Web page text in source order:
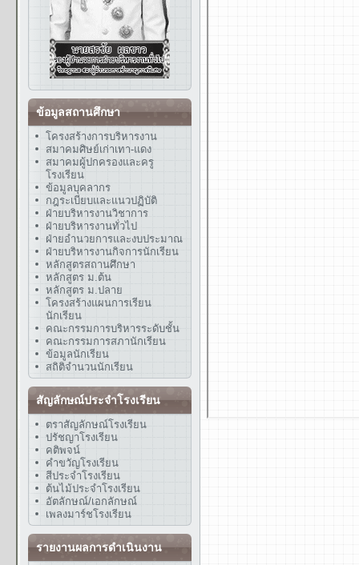
ข้อมูลสถานศึกษา
โครงสร้างการบริหารงาน
สมาคมศิษย์เก่าเทา-แดง
สมาคมผู้ปกครองและครู
โรงเรียน
ข้อมูลบุคลากร
กฎระเบียบและแนวปฏิบัติ
ฝ่ายบริหารงานวิชาการ
ฝ่ายบริหารงานทั่วไป
ฝ่ายอำนวยการและงบประมาณ
ฝ่ายบริหารงานกิจการนักเรียน
หลักสูตรสถานศึกษา
หลักสูตร ม.ต้น
หลักสูตร ม.ปลาย
โครงสร้างแผนการเรียน
นักเรียน
คณะกรรมการบริหารระดับชั้น
คณะกรรมการสภานักเรียน
ข้อมูลนักเรียน
สถิติจำนวนนักเรียน
สัญลักษณ์ประจำโรงเรียน
ตราสัญลักษณ์โรงเรียน
ปรัชญาโรงเรียน
คติพจน์
คำขวัญโรงเรียน
สีประจำโรงเรียน
ต้นไม้ประจำโรงเรียน
อัตลักษณ์/เอกลักษณ์
เพลงมาร์ชโรงเรียน
รายงานผลการดำเนินงาน